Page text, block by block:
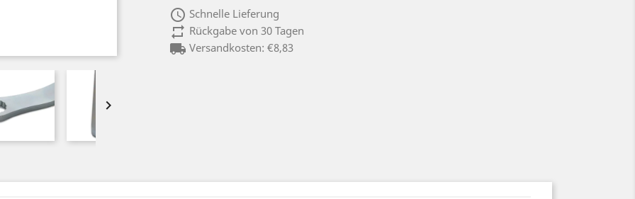

access_time Schnelle Lieferung
repeatRückgabe von 30 Tagen
local_shippingVersandkosten: €8,83